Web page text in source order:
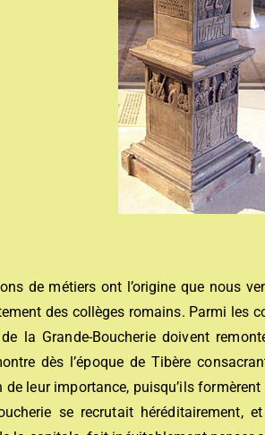
de métiers ont l’origine que nous
des collèges romains. Parmi les
la Grande-Boucherie doivent
dès l’époque de Tibère
de leur importance, puisqu’ils
se recrutait héréditairement,